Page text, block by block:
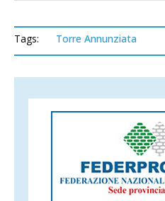
Tags: Torre Annunziata